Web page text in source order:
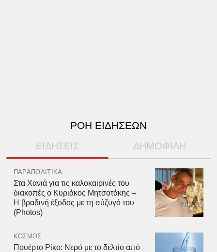
ΡΟΗ ΕΙΔΗΣΕΩΝ
ΕΙΔΗΣΕΙΣ ΔΗΜΟΦΙΛΗ
ΠΑΡΑΠΟΛΙΤΙΚΑ
Στα Χανιά για τις καλοκαιρινές του
διακοπές ο Κυριάκος Μητσοτάκης –
Η βραδινή έξοδος με τη σύζυγό του
(Photos)
ΚΟΣΜΟΣ
Πουέρτο Ρίκο: Νερό με το δελτίο από